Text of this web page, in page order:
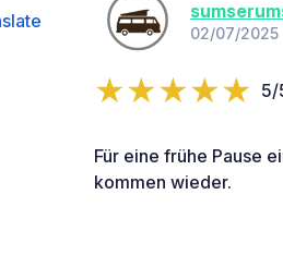
02/07/2025
5/
Für eine frühe Pause
kommen wieder.